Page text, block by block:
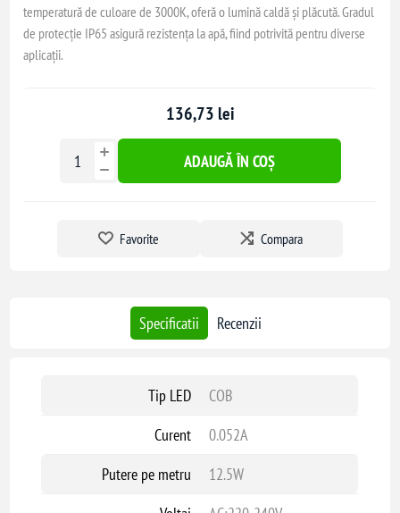
temperatură de culoare de 3000K, oferă o lumină caldă și plăcută. Gradul
de protecție IP65 asigură rezistența la apă, fiind potrivită pentru diverse
aplicații.
136,73 lei
ADAUGĂ ÎN COȘ
Favorite Compara
Specificatii Recenzii
Tip LED
COB
Curent
0.052A
Putere pe metru
12.5W